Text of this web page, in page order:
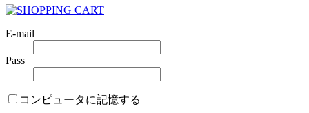
E-mail
Pass
コンピュータに記憶する